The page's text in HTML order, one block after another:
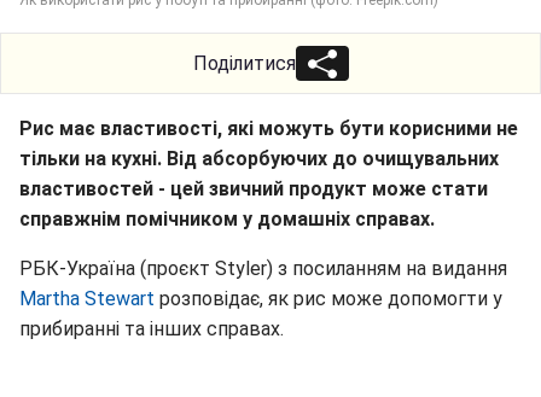
Поділитися
Рис має властивості, які можуть бути корисними не
тільки на кухні. Від абсорбуючих до очищувальних
властивостей - цей звичний продукт може стати
справжнім помічником у домашніх справах.
РБК-Україна (проєкт Styler) з посиланням на видання
Martha Stewart розповідає, як рис може допомогти у
прибиранні та інших справах.